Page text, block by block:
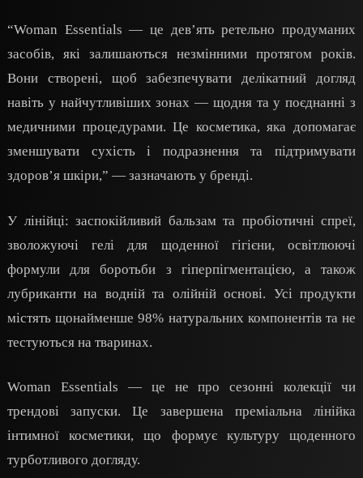
“Woman Essentials — це дев’ять ретельно продуманих
засобів, які залишаються незмінними протягом років.
Вони створені, щоб забезпечувати делікатний догляд
навіть у найчутливіших зонах — щодня та у поєднанні з
медичними процедурами. Це косметика, яка допомагає
зменшувати сухість і подразнення та підтримувати
здоров’я шкіри,” — зазначають у бренді.
У лінійці: заспокійливий бальзам та пробіотичні спреї,
зволожуючі гелі для щоденної гігієни, освітлюючі
формули для боротьби з гіперпігментацією, а також
лубриканти на водній та олійній основі. Усі продукти
містять щонайменше 98% натуральних компонентів та не
тестуються на тваринах.
Woman Essentials — це не про сезонні колекції чи
трендові запуски. Це завершена преміальна лінійка
інтимної косметики, що формує культуру щоденного
турботливого догляду.